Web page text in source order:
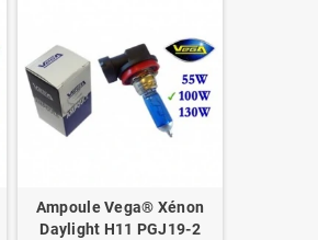
Ampoule Vega® Xénon
Daylight H11 PGJ19-2